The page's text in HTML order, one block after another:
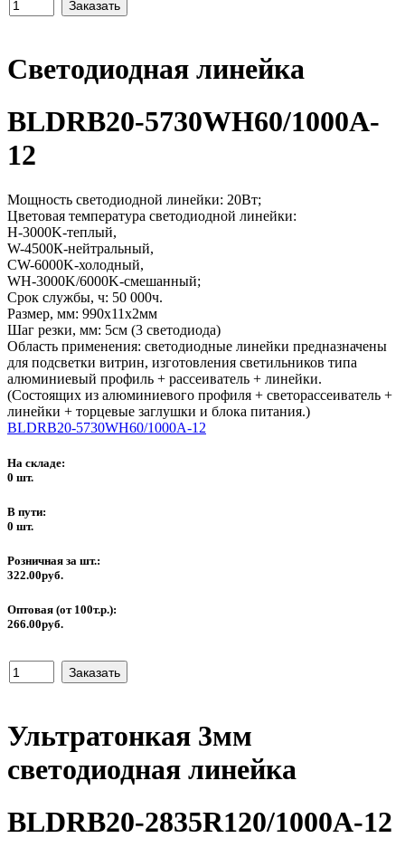
Светодиодная линейка
BLDRB20-5730WH60/1000A-
12
Мощность светодиодной линейки: 20Вт;
Цветовая температура светодиодной линейки:
H-3000K-теплый,
W-4500К-нейтральный,
CW-6000K-холодный,
WH-3000K/6000K-смешанный;
Срок службы, ч: 50 000ч.
Размер, мм: 990х11х2мм
Шаг резки, мм: 5см (3 светодиода)
Область применения: светодиодные линейки предназначены
для подсветки витрин, изготовления светильников типа
алюминиевый профиль + рассеиватель + линейки.
(Состоящих из алюминиевого профиля + светорассеиватель +
линейки + торцевые заглушки и блока питания.)
BLDRB20-5730WH60/1000A-12
На складе:
0 шт.
В пути:
0 шт.
Розничная за шт.:
322.00руб.
Оптовая (от 100т.р.):
266.00руб.
Ультратонкая 3мм
светодиодная линейка
BLDRB20-2835R120/1000A-12